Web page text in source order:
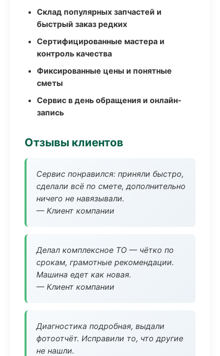
Склад популярных запчастей и
быстрый заказ редких
Сертифицированные мастера и
контроль качества
Фиксированные цены и понятные
сметы
Сервис в день обращения и онлайн-
запись
Отзывы клиентов
Сервис понравился: приняли быстро,
сделали всё по смете, дополнительно
ничего не навязывали.
— Клиент компании
Делал комплексное ТО — чётко по
срокам, грамотные рекомендации.
Машина едет как новая.
— Клиент компании
Диагностика подробная, выдали
фотоотчёт. Исправили то, что другие
не нашли.